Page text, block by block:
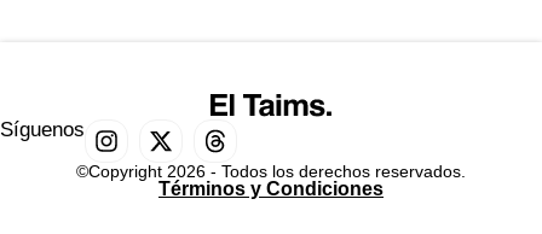
Síguenos
©Copyright 2026 - Todos los derechos reservados.
Términos y Condiciones